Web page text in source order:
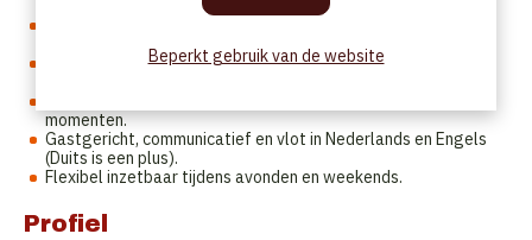
staat dan achter een bureau zit.
Minimaal 3 jaar ervaring in een leidinggevende F&B-rol, bij
momenten.
Gastgericht, communicatief en vlot in Nederlands en Engels
(Duits is een plus).
Flexibel inzetbaar tijdens avonden en weekends.
Profiel
Beperkt gebruik van de website